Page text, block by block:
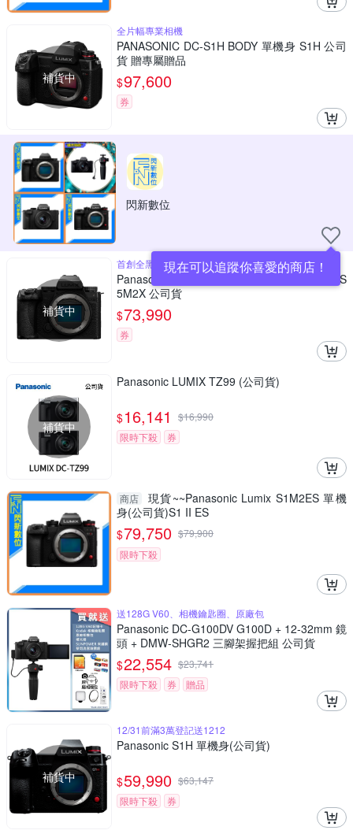
補貨中
全片幅專業相機
PANASONIC DC-S1H BODY 單機身 S1H 公司
貨 贈專屬贈品
$97,600
券
閃新數位
現在可以追蹤你喜愛的商店！
補貨中
首創全黑LUMIX機身
Panasonic 國際牌 DC-S5M2X BODY 單機身 S
5M2X 公司貨
$73,990
券
補貨中
Panasonic LUMIX TZ99 (公司貨)
$16,141 $16,990
限時下殺
券
商店
現貨~~Panasonic Lumix S1M2ES 單機
身(公司貨)S1 II ES
$79,750 $79,900
限時下殺
送128G V60、相機鑰匙圈、原廠包
Panasonic DC-G100DV G100D + 12-32mm 鏡
頭 + DMW-SHGR2 三腳架握把組 公司貨
$22,554 $23,741
限時下殺
券 贈品
補貨中
12/31前滿3萬登記送1212
Panasonic S1H 單機身(公司貨)
$59,990 $63,147
限時下殺
券